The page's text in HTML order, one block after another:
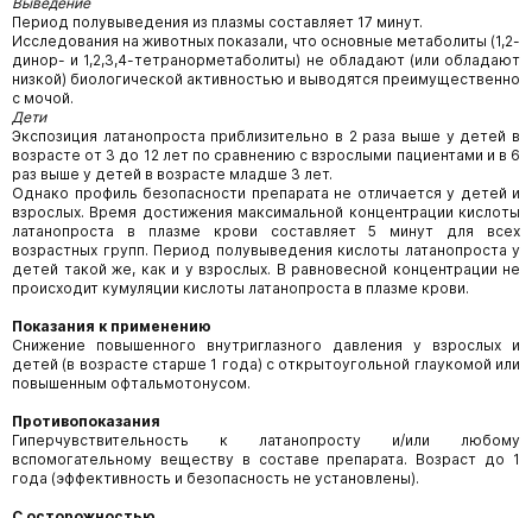
Период полувыведения из плазмы составляет 17 минут.
Исследования на животных показали, что основные метаболиты (1,2-
динор- и 1,2,3,4-тетранорметаболиты) не обладают (или обладают
низкой) биологической активностью и выводятся преимущественно
с мочой.
Дети
Экспозиция латанопроста приблизительно в 2 раза выше у детей в
возрасте от 3 до 12 лет по сравнению с взрослыми пациентами и в 6
раз выше у детей в возрасте младше 3 лет.
Однако профиль безопасности препарата не отличается у детей и
взрослых. Время достижения максимальной концентрации кислоты
латанопроста в плазме крови составляет 5 минут для всех
возрастных групп. Период полувыведения кислоты латанопроста у
детей такой же, как и у взрослых. В равновесной концентрации не
происходит кумуляции кислоты латанопроста в плазме крови.
Показания к применению
Снижение повышенного внутриглазного давления у взрослых и
детей (в возрасте старше 1 года) с открытоугольной глаукомой или
повышенным офтальмотонусом.
Противопоказания
Гиперчувствительность к латанопросту и/или любому
вспомогательному веществу в составе препарата. Возраст до 1
года (эффективность и безопасность не установлены).